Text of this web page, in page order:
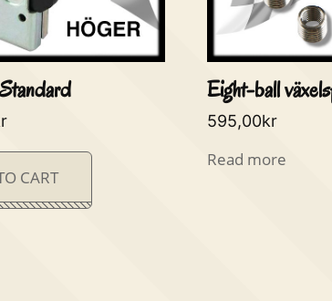
CART
Eight-ball
595,00kr
Read more